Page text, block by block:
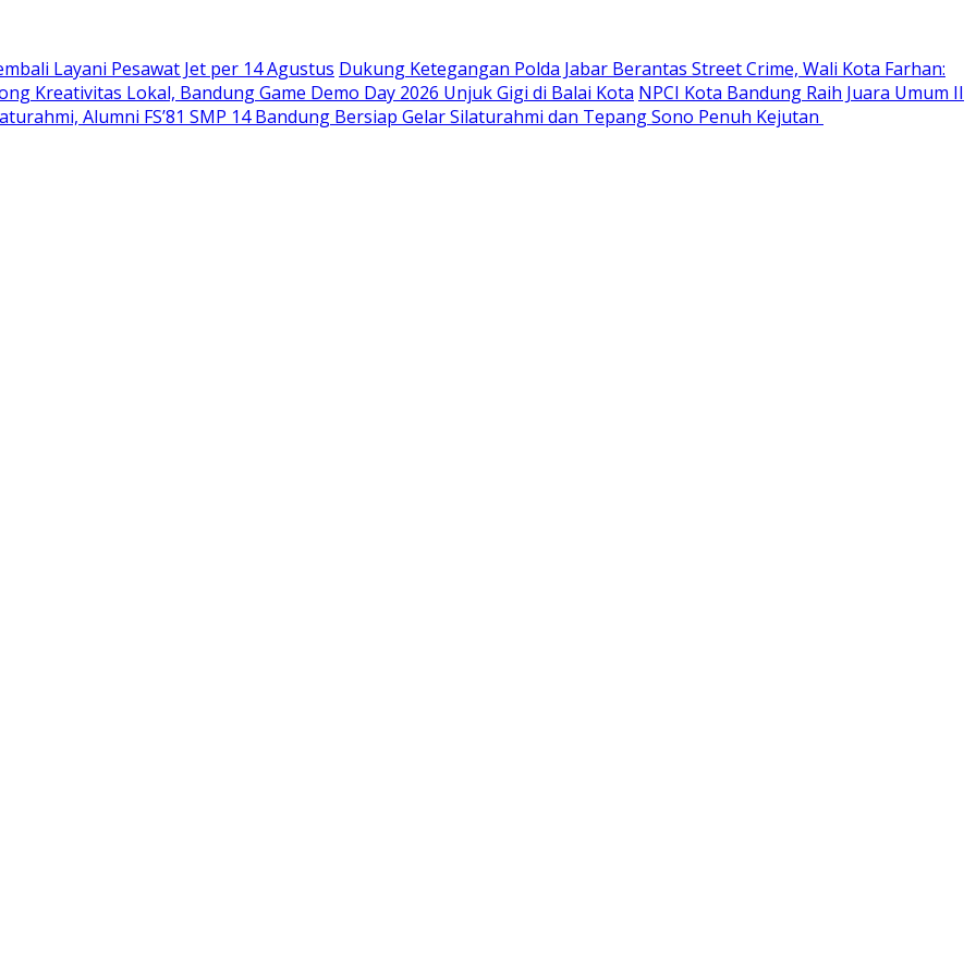
Layani Pesawat Jet per 14 Agustus Dukung Ketegangan Polda Jabar Berantas Street Crime, Wali Kota Farhan:
Kreativitas Lokal, Bandung Game Demo Day 2026 Unjuk Gigi di Balai Kota NPCI Kota Bandung Raih Juara Umum II
Alumni FS’81 SMP 14 Bandung Bersiap Gelar Silaturahmi dan Tepang Sono Penuh Kejutan